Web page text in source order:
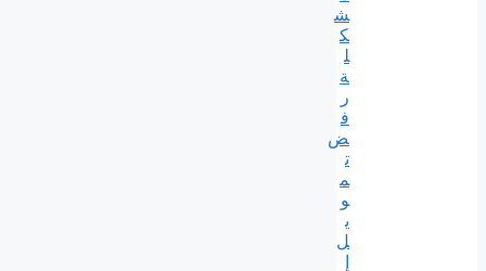
ش
ك
ل
ة
ر
ف
ض
ت
م
و
ي
ل